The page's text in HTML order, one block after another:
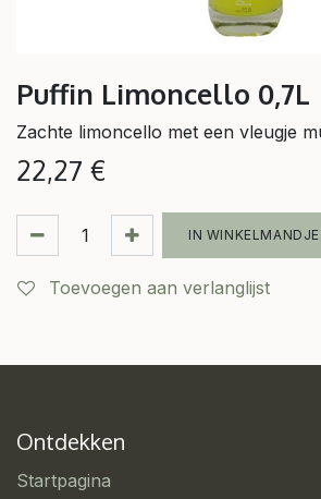
Puffin Limoncello 0,7L
Zachte limoncello met een vleugje
22,27 €
IN WINKELMANDJE
Toevoegen aan verlanglijst
Ontdekken
Startpagina